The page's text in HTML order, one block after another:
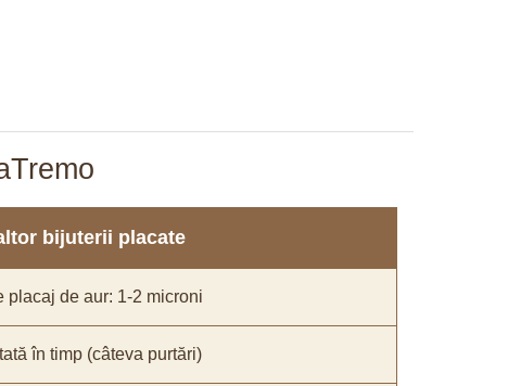
bijuterii placate
placaj de aur: 1-2 microni
în timp (câteva purtări)